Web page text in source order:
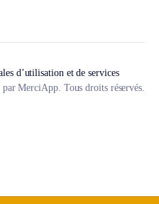
d’utilisation et de services
MerciApp. Tous droits réservés.